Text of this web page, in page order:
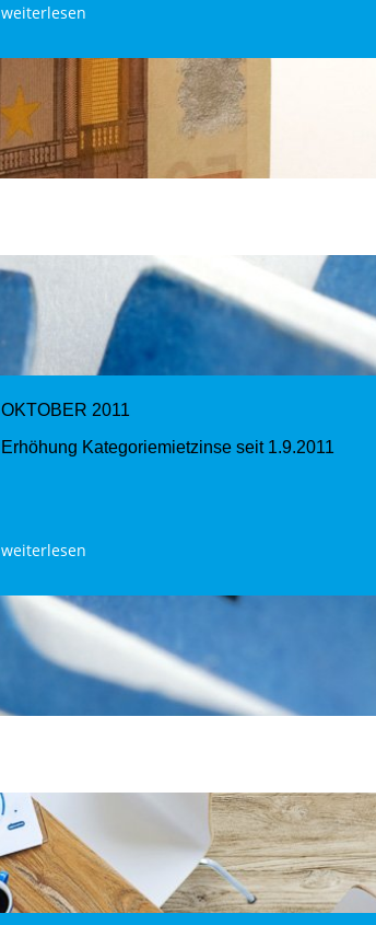
weiterlesen
OKTOBER 2011
Erhöhung Kategoriemietzinse seit 1.9.2011
weiterlesen